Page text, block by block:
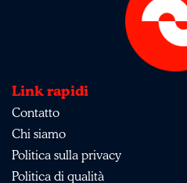
Link rapidi
Contatto
Chi siamo
Politica sulla privacy
Politica di qualità